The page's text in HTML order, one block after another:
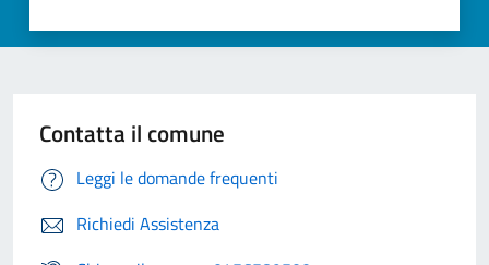
Contatta il comune
Leggi le domande frequenti
Richiedi Assistenza